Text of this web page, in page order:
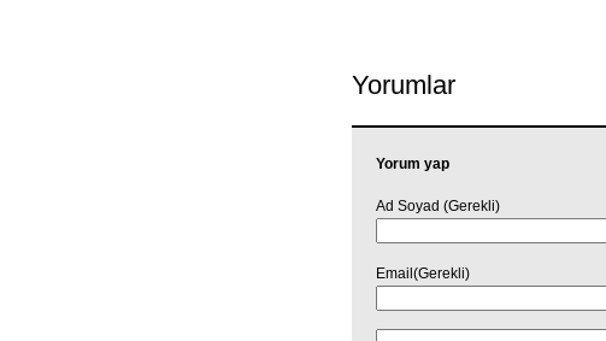
Yorumlar
Yorum yap
Ad Soyad (Gerekli)
Email(Gerekli)